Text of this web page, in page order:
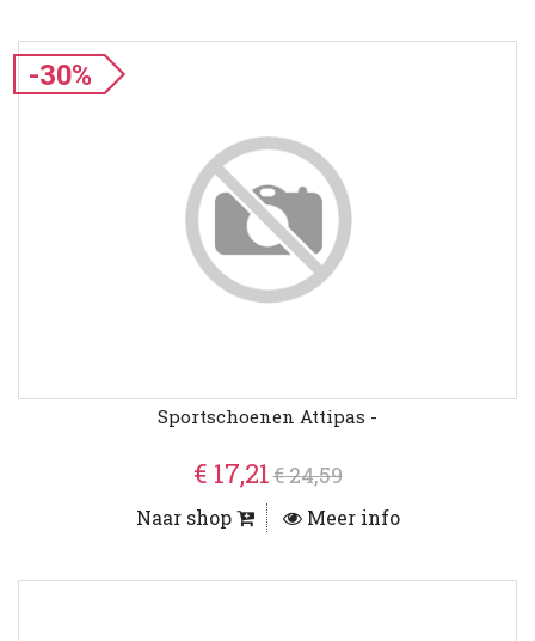
-30%
Sportschoenen Attipas -
€ 17,21€ 24,59
Naar shop Meer info